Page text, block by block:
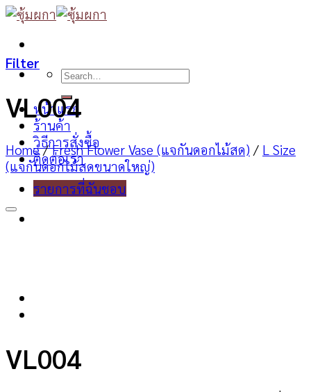
Skip
content
Search
หน้าแรก
ร้านค้า
วิธีการสั่งซื้อ
ติดต่อเรา
รายการที่ฉันชอบ
Filter
VL004
Home / Fresh Flower Vase (แจกันดอกไม้สด) / L Size
(แจกันดอกไม้สดขนาดใหญ่)
VL004